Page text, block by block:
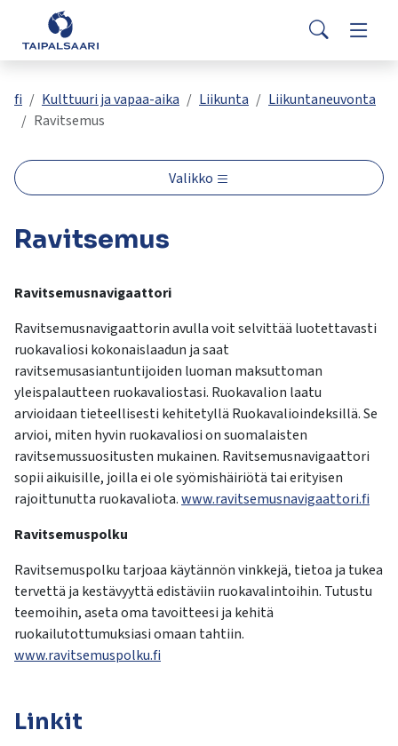
Siirry pääsisältöön
Palaute
Yhteystiedot
Search
Valitse
oleva
tulos
ja
alasnuolilla.
valittuun
hakutulokseen
enteriä.
Kosketuslaitteiden
käyttäjät
voivat
käyttää
kosketus-
pyyhkäisyliikkeitä.
Asuminen ja rakentaminen
Opetus ja kasvatus
Hyvinvointi ja terveys
Työ ja yrittäminen
fi Kulttuuri ja vapaa-aika Liikunta
Liikuntaneuvonta
Ravitsemus
Valikko
Ravitsemus
Ravitsemusnavigaattori
Ravitsemusnavigaattorin avulla voit selvittää luotettavasti
ruokavaliosi kokonaislaadun ja saat
ravitsemusasiantuntijoiden luoman maksuttoman
yleispalautteen ruokavaliostasi. Ruokavalion laatu
arvioidaan tieteellisesti kehitetyllä Ruokavalioindeksillä. Se
arvioi, miten hyvin ruokavaliosi on suomalaisten
ravitsemussuositusten mukainen. Ravitsemusnavigaattori
sopii aikuisille, joilla ei ole syömishäiriötä tai erityisen
rajoittunutta ruokavaliota.www.ravitsemusnavigaattori.fi
Ravitsemuspolku
Ravitsemuspolku tarjoaa käytännön vinkkejä, tietoa ja tukea
tervettä ja kestävyyttä edistäviin ruokavalintoihin. Tutustu
teemoihin, aseta oma tavoitteesi ja kehitä
ruokailutottumuksiasi omaan tahtiin.
www.ravitsemuspolku.fi
Linkit